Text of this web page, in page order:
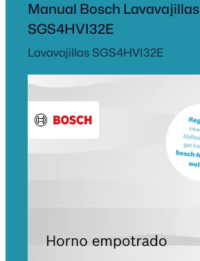
Manual Bosch Lavavajillas
SGS4HVI32E
Lavavajillas SGS4HVI32E